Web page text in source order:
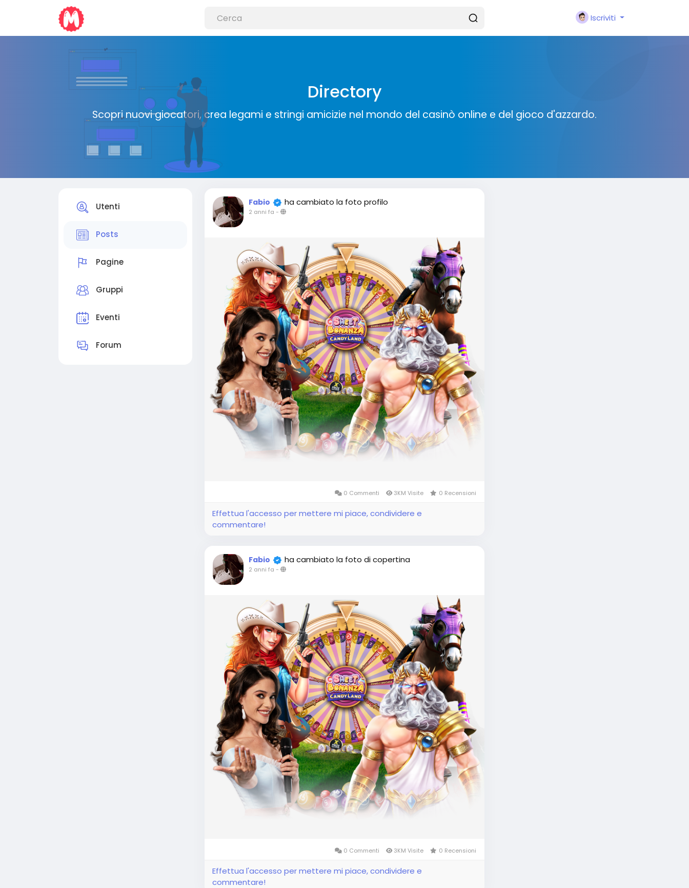
Iscriviti
Directory
Scopri nuovi giocatori, crea legami e stringi amicizie nel mondo del casinò online e del gioco d'azzardo.
Utenti
Posts
Pagine
Gruppi
Eventi
Forum
Fabio ha cambiato la foto profilo
2 anni fa -
0 Commenti 3KM Visite 0 Recensioni
Effettua l'accesso per mettere mi piace, condividere e
commentare!
Fabio ha cambiato la foto di copertina
2 anni fa -
0 Commenti 3KM Visite 0 Recensioni
Effettua l'accesso per mettere mi piace, condividere e
commentare!